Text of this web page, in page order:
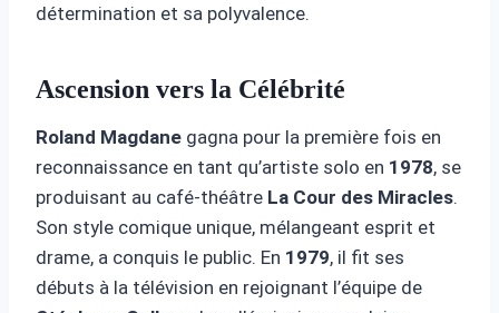
détermination et sa polyvalence.
Ascension vers la Célébrité
Roland Magdane gagna pour la première fois en
reconnaissance en tant qu’artiste solo en 1978, se
produisant au café-théâtre La Cour des Miracles.
Son style comique unique, mélangeant esprit et
drame, a conquis le public. En 1979, il fit ses
débuts à la télévision en rejoignant l’équipe de